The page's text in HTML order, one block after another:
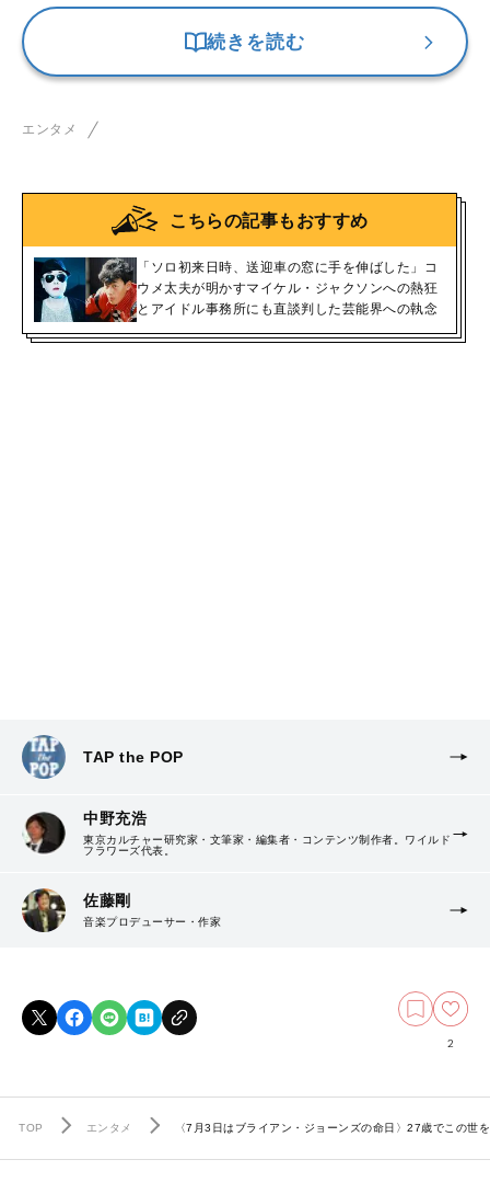
続きを読む
エンタメ
こちらの記事もおすすめ
「ソロ初来日時、送迎車の窓に手を伸ばした」コ
ウメ太夫が明かすマイケル・ジャクソンへの熱狂
とアイドル事務所にも直談判した芸能界への執念
TAP the POP
中野充浩
東京カルチャー研究家・文筆家・編集者・コンテンツ制作者。ワイルド
フラワーズ代表。
佐藤剛
音楽プロデューサー・作家
2
TOP エンタメ 〈7月3日はブライアン・ジョーンズの命日〉27歳でこの世